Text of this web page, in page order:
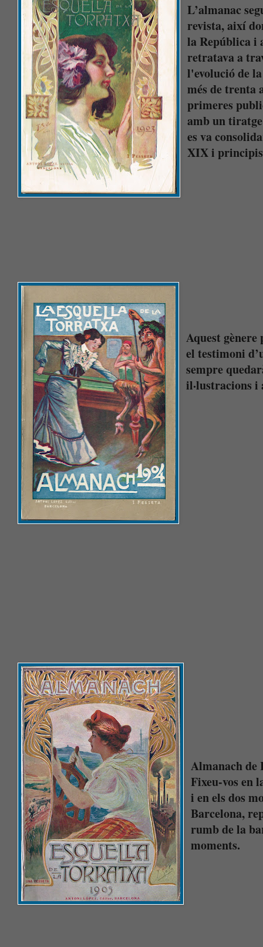
L’almanac
revista, així
la República i
retratava a
l'evolució de
més de trenta
primeres
amb un
es va
XIX i principis
Aquest
el testimoni
sempre
il·lustracions i
Almanach de
Fixeu-vos en
i en els dos
Barcelona,
rumb de la
moments.